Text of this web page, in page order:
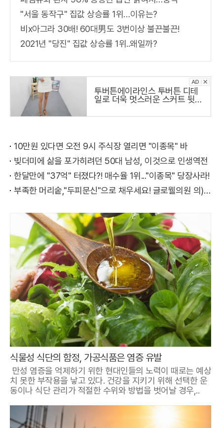
"서울 동작구" 집값 상승률 1위…이유는?
비x아그라 30배! 60대男도 3번이상 불끈불끈!
2021년 "당진" 집값 상승률 1위..왜일까?
투버튼에이라인스 투버튼 디테
일로 더욱 멋스러운 스커트 뒷지
10만원 있다면 오전 9시 주식장 열리면 "이종목" 바
빚더미에 삶을 포가히려던 50대 남성, 이것으로 인생역전
한달만에 "37억" 터졌다?! 매수율 1위..."이종목" 당장사라!
부족한 머리숱,"두피문신"으로 채우세요! 글로웰의원 의)96837
식물성 식단의 함정, 가공식품은 염증 유발
만성 염증을 억제하기 위한 현대인들의 노력이 때로는 예상
치 못한 부작용을 낳고 있다. 건강을 지키기 위해 선택한 운
동이나 식단 관리가 적절한 수위와 방법을 벗어날 경우,..